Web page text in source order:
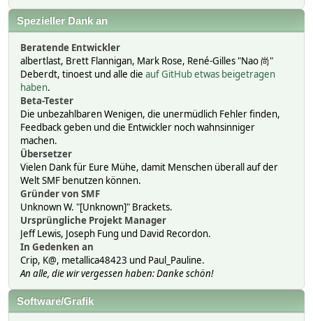
Spezieller Dank an
Beratende Entwickler
albertlast, Brett Flannigan, Mark Rose, René-Gilles "Nao 尚"
Deberdt, tinoest und alle die auf GitHub etwas beigetragen
haben.
Beta-Tester
Die unbezahlbaren Wenigen, die unermüdlich Fehler finden,
Feedback geben und die Entwickler noch wahnsinniger
machen.
Übersetzer
Vielen Dank für Eure Mühe, damit Menschen überall auf der
Welt SMF benutzen können.
Gründer von SMF
Unknown W. "[Unknown]" Brackets.
Ursprüngliche Projekt Manager
Jeff Lewis, Joseph Fung und David Recordon.
In Gedenken an
Crip, K@, metallica48423 und Paul_Pauline.
An alle, die wir vergessen haben: Danke schön!
Software/Grafik